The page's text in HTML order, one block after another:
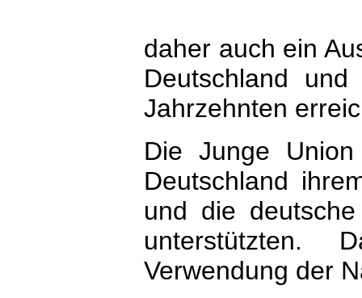
daher auch ein
Deutschland
Jahrzehnten
Die Junge
Deutschland
und die
unterstützten.
Verwendung der